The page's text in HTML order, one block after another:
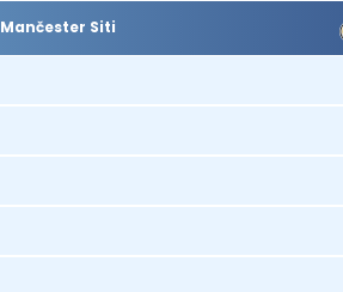
Mančester Siti